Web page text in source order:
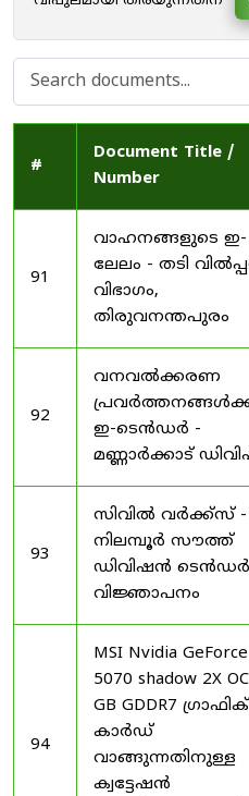
#
Document Title /
Number
91
വാഹനങ്ങളുടെ ഇ-
ലേലം - തടി
വിഭാഗം,
തിരുവനന്തപുരം
92
വനവൽക്കരണ
ഇ-ടെൻഡർ -
മണ്ണാർക്കാട്
93
സിവിൽ വർക്ക്സ് -
നിലമ്പൂർ സൗത്ത്
ഡിവിഷൻ ടെൻഡർ
വിജ്ഞാപനം
94
MSI Nvidia
5070 shadow 2X
GB GDDR7 ഗ്രാഫിക്
കാർഡ്
വാങ്ങുന്നതിനുള്ള
ക്വട്ടേഷൻ